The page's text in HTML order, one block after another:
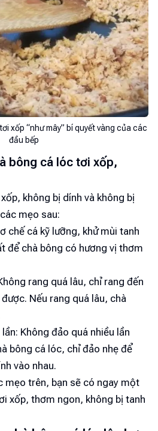
xốp “như mây” bí quyết vàng của các
đầu bếp
bông cá lóc tơi xốp,
không bị dính và không bị
mẹo sau:
chế cá kỹ lưỡng, khử mùi tanh
để chà bông có hương vị thơm
rang quá lâu, chỉ rang đến
Nếu rang quá lâu, chà
Không đảo quá nhiều lần
bông cá lóc, chỉ đảo nhẹ để
vào nhau.
mẹo trên, bạn sẽ có ngay một
xốp, thơm ngon, không bị tanh